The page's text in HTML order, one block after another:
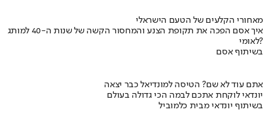
מאחורי הקלעים של הטעם הישראלי
איך אסם הפכה את תקופת הצנע והמחסור הקשה של שנות ה-40 למותג
לאומי?
בשיתוף אסם
אתם עוד לא שם? הטיסה למונדיאל כבר יצאה
יונדאי לוקחת אתכם לבמה הכי גדולה בעולם
בשיתוף יונדאי מבית כלמוביל